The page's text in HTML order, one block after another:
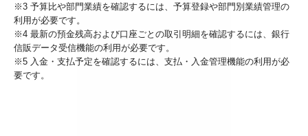
※3 予算比や部門業績を確認するには、予算登録や部門別業績管理の
利用が必要です。
※4 最新の預金残高および口座ごとの取引明細を確認するには、銀行
信販データ受信機能の利用が必要です。
※5 入金・支払予定を確認するには、支払・入金管理機能の利用が必
要です。